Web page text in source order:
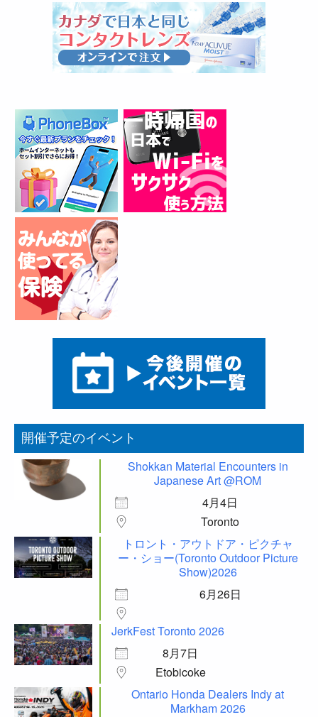
開催予定のイベント
Shokkan Material Encounters in
Japanese Art @ROM
4月4日
Toronto
トロント・アウトドア・ピクチャ
ー・ショー(Toronto Outdoor Picture
Show)2026
6月26日
JerkFest Toronto 2026
8月7日
Etobicoke
Ontario Honda Dealers Indy at
Markham 2026